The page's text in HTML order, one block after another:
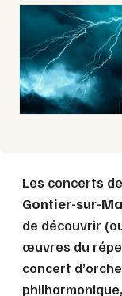
Mon email
Les concerts
Gontier-sur-
de découvrir
œuvres du
concert